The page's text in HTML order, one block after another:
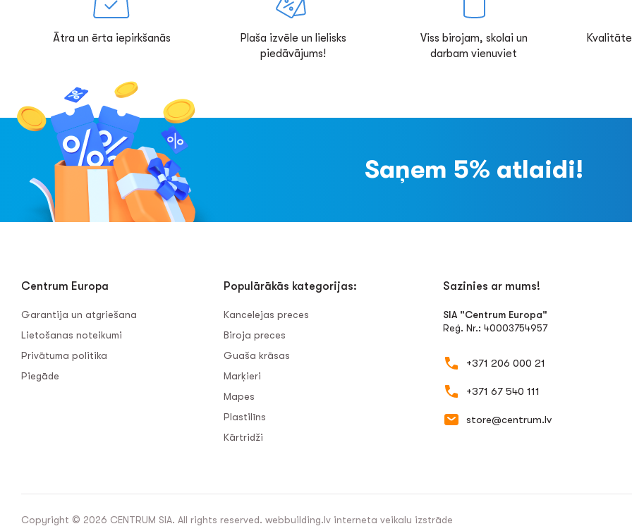
Ātra un ērta iepirkšanās
Plaša izvēle un lielisks
piedāvājums!
Viss birojam, skolai un
darbam vienuviet
Saņem 5% atlaidi!
Centrum Europa
Garantija un atgriešana
Lietošanas noteikumi
Privātuma politika
Piegāde
Populārākās kategorijas:
Kancelejas preces
Biroja preces
Guaša krāsas
Marķieri
Mapes
Plastilīns
Kārtridži
Sazinies ar mums!
SIA "Centrum Europa"
Reģ. Nr.: 40003754957
+371 206 000 21
+371 67 540 111
store@centrum.lv
Copyright © 2026 CENTRUM SIA. All rights reserved. webbuilding.lv interneta veikalu izstrāde